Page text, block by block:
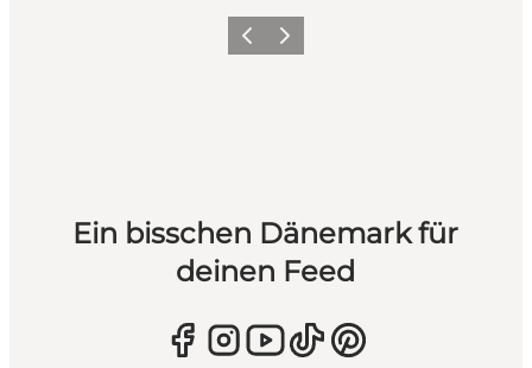
ZurückWeiter
Ein bisschen Dänemark für
deinen Feed